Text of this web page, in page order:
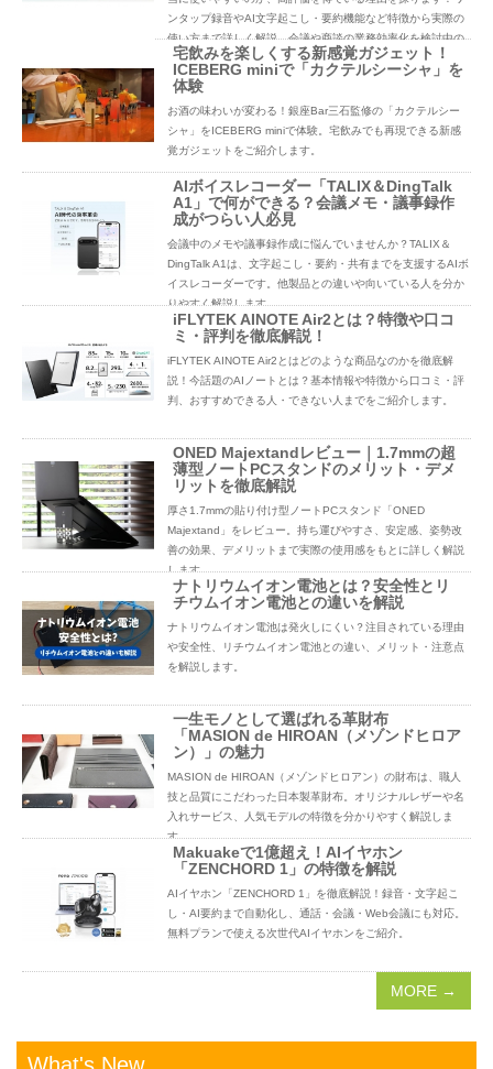
ンタップ録音やAI文字起こし・要約機能など特徴から実際の
使い方まで詳しく解説。会議や商談の業務効率化を検討中の
方必見です。
宅飲みを楽しくする新感覚ガジェット！
ICEBERG miniで「カクテルシーシャ」を
体験
お酒の味わいが変わる！銀座Bar三石監修の「カクテルシー
シャ」をICEBERG miniで体験。宅飲みでも再現できる新感
覚ガジェットをご紹介します。
AIボイスレコーダー「TALIX＆DingTalk
A1」で何ができる？会議メモ・議事録作
成がつらい人必見
会議中のメモや議事録作成に悩んでいませんか？TALIX＆
DingTalk A1は、文字起こし・要約・共有までを支援するAIボ
イスレコーダーです。他製品との違いや向いている人を分か
りやすく解説します。
iFLYTEK AINOTE Air2とは？特徴や口コ
ミ・評判を徹底解説！
iFLYTEK AINOTE Air2とはどのような商品なのかを徹底解
説！今話題のAIノートとは？基本情報や特徴から口コミ・評
判、おすすめできる人・できない人までをご紹介します。
ONED Majextandレビュー｜1.7mmの超
薄型ノートPCスタンドのメリット・デメ
リットを徹底解説
厚さ1.7mmの貼り付け型ノートPCスタンド「ONED
Majextand」をレビュー。持ち運びやすさ、安定感、姿勢改
善の効果、デメリットまで実際の使用感をもとに詳しく解説
します。
ナトリウムイオン電池とは？安全性とリ
チウムイオン電池との違いを解説
ナトリウムイオン電池は発火しにくい？注目されている理由
や安全性、リチウムイオン電池との違い、メリット・注意点
を解説します。
一生モノとして選ばれる革財布
「MASION de HIROAN（メゾンドヒロア
ン）」の魅力
MASION de HIROAN（メゾンドヒロアン）の財布は、職人
技と品質にこだわった日本製革財布。オリジナルレザーや名
入れサービス、人気モデルの特徴を分かりやすく解説しま
す。
Makuakeで1億超え！AIイヤホン
「ZENCHORD 1」の特徴を解説
AIイヤホン「ZENCHORD 1」を徹底解説！録音・文字起こ
し・AI要約まで自動化し、通話・会議・Web会議にも対応。
無料プランで使える次世代AIイヤホンをご紹介。
MORE →